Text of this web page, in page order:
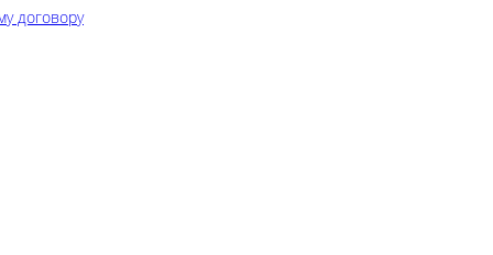
договору